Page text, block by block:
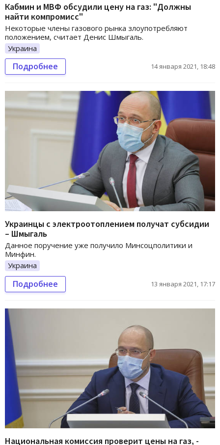
Кабмин и МВФ обсудили цену на газ: "Должны
найти компромисс"
Некоторые члены газового рынка злоупотребляют
положением, считает Денис Шмыгаль.
Украина
Подробнее 14 января 2021, 18:48
Украинцы с электроотоплением получат субсидии
– Шмыгаль
Данное поручение уже получило Минсоцполитики и
Минфин.
Украина
Подробнее 13 января 2021, 17:17
Национальная комиссия проверит цены на газ, -